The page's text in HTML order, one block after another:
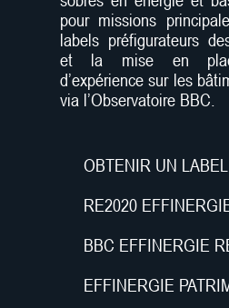
pour missions
labels préfigurateurs
et la mise en
d’expérience sur les
via l’Observatoire BBC.
OBTENIR UN
RE2020
BBC EFFINERGIE
EFFINERGIE